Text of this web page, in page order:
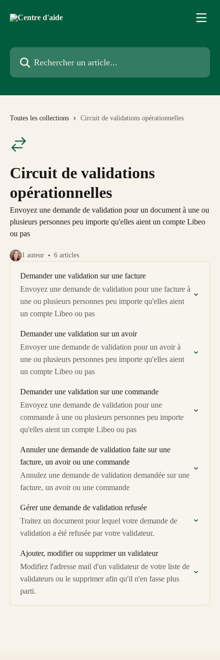
Rechercher un article...
Toutes les collections Circuit de validations opérationnelles
Circuit de validations
opérationnelles
Envoyez une demande de validation pour un document à une ou
plusieurs personnes peu importe qu'elles aient un compte Libeo
ou pas
1 auteur 6 articles
Demander une validation sur une facture
Envoyez une demande de validation pour une facture à
une ou plusieurs personnes peu importe qu'elles aient
un compte Libeo ou pas
Demander une validation sur un avoir
Envoyer une demande de validation pour un avoir à
une ou plusieurs personnes peu importe qu'elles aient
un compte Libeo ou pas
Demander une validation sur une commande
Envoyez une demande de validation pour une
commande à une ou plusieurs personnes peu importe
qu'elles aient un compte Libeo ou pas
Annuler une demande de validation faite sur une
facture, un avoir ou une commande
Annulez une demande de validation demandée sur une
facture, un avoir ou une commande
Gérer une demande de validation refusée
Traitez un document pour lequel votre demande de
validation a été refusée par votre validateur.
Ajouter, modifier ou supprimer un validateur
Modifiez l'adresse mail d'un validateur de votre liste de
validateurs ou le supprimer afin qu'il n'en fasse plus
parti.